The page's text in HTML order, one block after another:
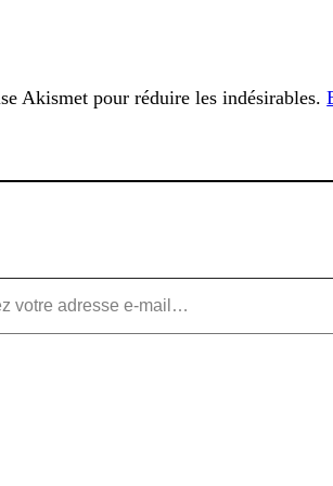
Akismet pour réduire les indésirables.